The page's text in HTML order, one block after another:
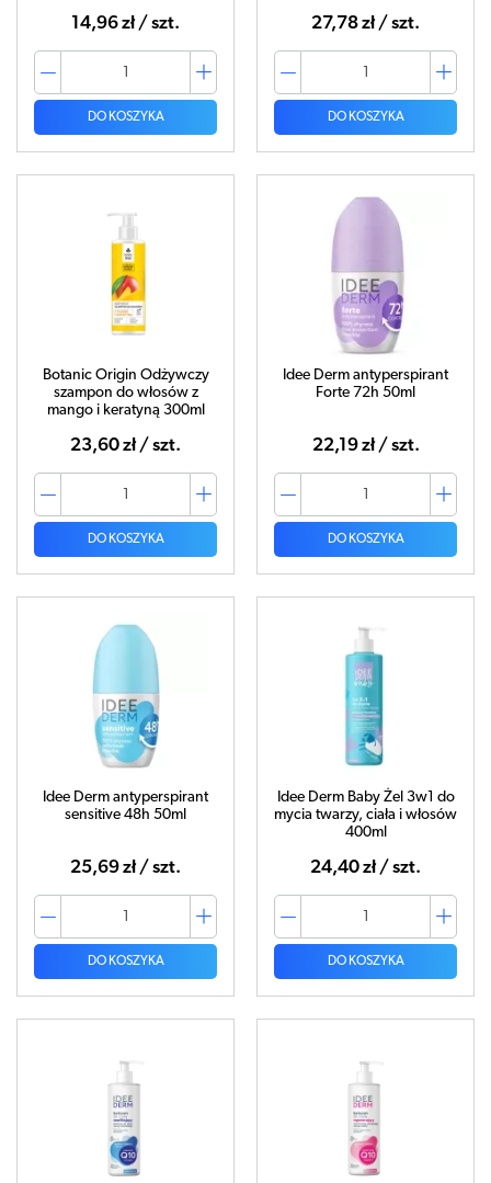
14,96 zł / szt.
DO KOSZYKA
27,78 zł / szt.
DO KOSZYKA
Botanic Origin Odżywczy
szampon do włosów z
mango i keratyną 300ml
23,60 zł / szt.
DO KOSZYKA
Idee Derm antyperspirant
Forte 72h 50ml
22,19 zł / szt.
DO KOSZYKA
Idee Derm antyperspirant
sensitive 48h 50ml
25,69 zł / szt.
DO KOSZYKA
Idee Derm Baby Żel 3w1 do
mycia twarzy, ciała i włosów
400ml
24,40 zł / szt.
DO KOSZYKA